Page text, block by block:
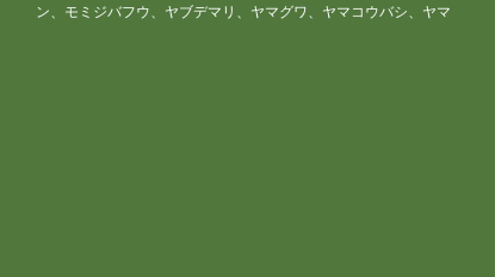
ン、モミジバフウ、ヤブデマリ、ヤマグワ、ヤマコウバシ、ヤマ